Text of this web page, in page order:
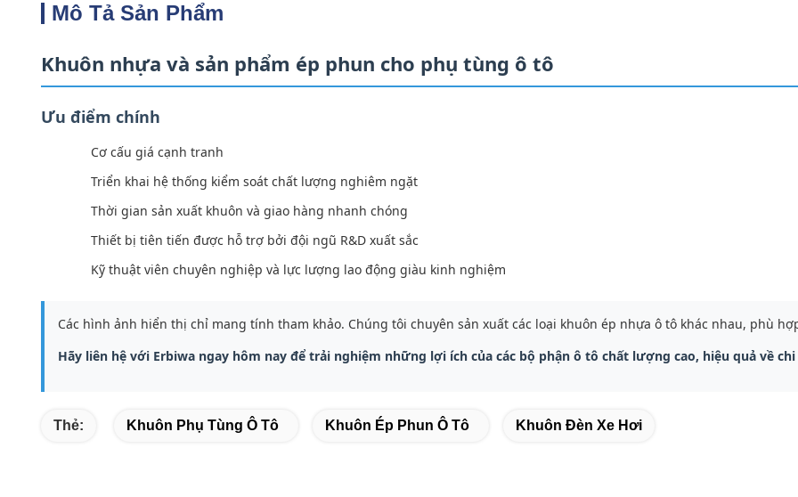
Mô Tả Sản Phẩm
Khuôn nhựa và sản phẩm ép phun cho phụ tùng ô tô
Ưu điểm chính
Cơ cấu giá cạnh tranh
Triển khai hệ thống kiểm soát chất lượng nghiêm ngặt
Thời gian sản xuất khuôn và giao hàng nhanh chóng
Thiết bị tiên tiến được hỗ trợ bởi đội ngũ R&D xuất sắc
Kỹ thuật viên chuyên nghiệp và lực lượng lao động giàu kinh nghiệm
Các hình ảnh hiển thị chỉ mang tính tham khảo. Chúng tôi chuyên sản xuất các loại khuôn ép nhựa ô tô khác nhau, phù
Hãy liên hệ với Erbiwa ngay hôm nay để trải nghiệm những lợi ích của các bộ phận ô tô chất lượng cao, hiệu quả về
Thẻ: Khuôn Phụ Tùng Ô Tô Khuôn Ép Phun Ô Tô Khuôn Đèn Xe Hơi